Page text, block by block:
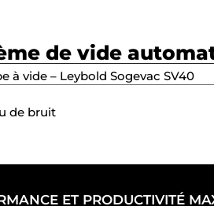
de vide
à vide – Leybold Sogevac SV40
de bruit
ET PRODUCTIVITÉ